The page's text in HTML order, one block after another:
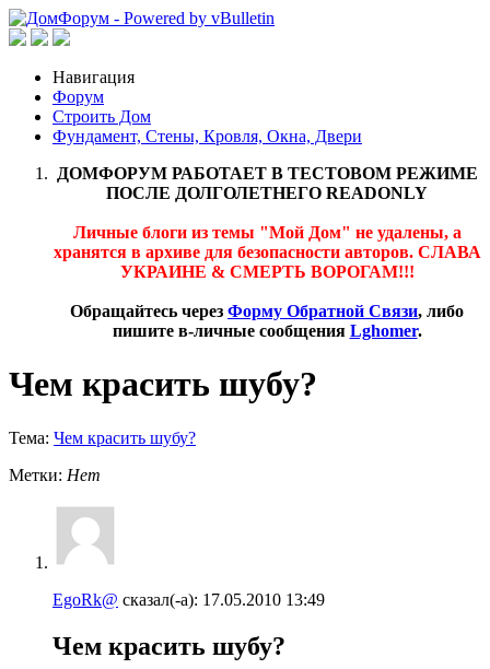
Навигация
Форум
Строить Дом
Фундамент, Стены, Кровля, Окна, Двери
ДОМФОРУМ РАБОТАЕТ В ТЕСТОВОМ РЕЖИМЕ
ПОСЛЕ ДОЛГОЛЕТНЕГО READONLY
Личные блоги из темы "Мой Дом" не удалены, а
хранятся в архиве для безопасности авторов. СЛАВА
УКРАИНЕ & СМЕРТЬ ВОРОГАМ!!!
Обращайтесь через Форму Обратной Связи, либо
пишите в-личные сообщения Lghomer.
Чем красить шубу?
Тема: Чем красить шубу?
Метки: Нет
EgoRk@ сказал(-а): 17.05.2010 13:49
Чем красить шубу?